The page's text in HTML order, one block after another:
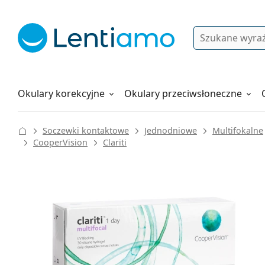
Wyszukiwanie
Płyny do soczewek
Okulary korekcyjne Okulary przeciwsłoneczne
Wszystko o zakupach
Soczewki kontaktowe Jednodniowe
Multifokalne
CooperVision
Clariti